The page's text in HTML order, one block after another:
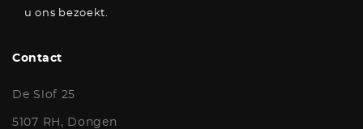
u ons bezoekt.
Contact
De Slof 25
5107 RH, Dongen